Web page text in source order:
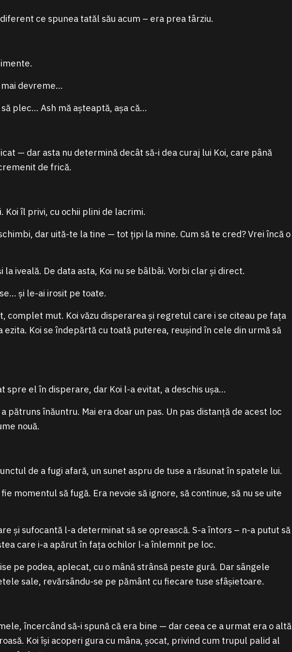
ce spunea tatăl său acum – era prea târziu.
mai devreme…
plec… Ash mă așteaptă, așa că…
— dar asta nu determină decât să-i dea curaj lui Koi, care până
de frică.
Koi îl privi, cu ochii plini de lacrimi.
dar uită-te la tine — tot țipi la mine. Cum să te cred? Vrei încă o
la iveală. De data asta, Koi nu se bâlbâi. Vorbi clar și direct.
și le-ai irosit pe toate.
complet mut. Koi văzu disperarea și regretul care i se citeau pe fața
ezita. Koi se îndepărtă cu toată puterea, reușind în cele din urmă să
spre el în disperare, dar Koi l-a evitat, a deschis ușa…
pătruns înăuntru. Mai era doar un pas. Un pas distanță de acest loc
nouă.
de a fugi afară, un sunet aspru de tuse a răsunat în spatele lui.
momentul să fugă. Era nevoie să ignore, să continue, să nu se uite
și sufocantă l-a determinat să se oprească. S-a întors – n-a putut să
care i-a apărut în fața ochilor l-a înlemnit pe loc.
pe podea, aplecat, cu o mână strânsă peste gură. Dar sângele
sale, revărsându-se pe pământ cu fiecare tuse sfâșietoare.
încercând să-i spună că era bine — dar ceea ce a urmat era o altă
Koi își acoperi gura cu mâna, șocat, privind cum trupul palid al